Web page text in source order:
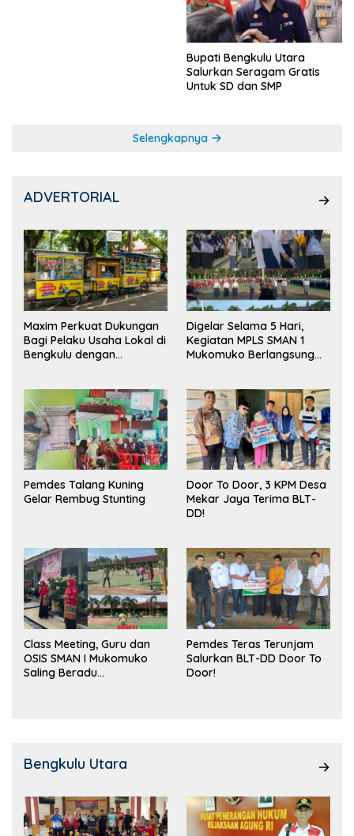
Bupati Bengkulu Utara
Salurkan Seragam Gratis
Untuk SD dan SMP
Selengkapnya
ADVERTORIAL
Maxim Perkuat Dukungan
Bagi Pelaku Usaha Lokal di
Bengkulu dengan
Pasar
Digelar Selama 5 Hari,
Kegiatan MPLS SMAN 1
Mukomuko Berlangsung
Pemdes Talang Kuning
Gelar Rembug Stunting
Door To Door, 3 KPM Desa
Mekar Jaya Terima BLT-
DD!
Class Meeting, Guru dan
OSIS SMAN I Mukomuko
Saling Beradu
Pemdes Teras Terunjam
Salurkan BLT-DD Door To
Door!
Bengkulu Utara